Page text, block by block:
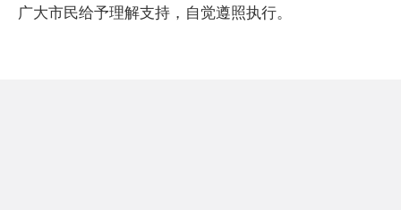
广大市民给予理解支持，自觉遵照执行。